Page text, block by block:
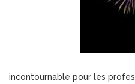
incontournable pour les